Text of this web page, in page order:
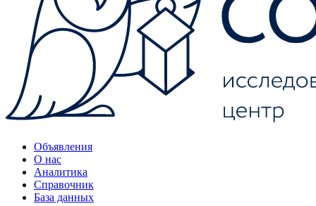
Объявления
О нас
Аналитика
Справочник
База данных